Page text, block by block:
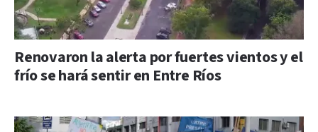
Renovaron la alerta por fuertes vientos y el
frío se hará sentir en Entre Ríos